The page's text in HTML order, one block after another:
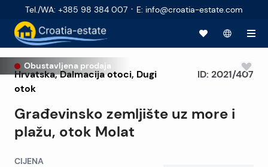
Tel./WA: +385 98 384 007 · E: info@croatia-estate.com
Obustavljena prodaja
Hrvatska,Dalmacija otoci, Dugi
otok
Građevinsko zemljište uz more i
plažu, otok Molat
ID: 2021/407
CIJENA